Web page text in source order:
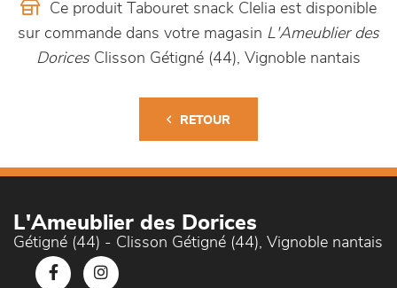
Ce produit Tabouret snack Clelia est disponible
sur commande dans votre magasin L'Ameublier des
DoricesClisson Gétigné (44), Vignoble nantais
RETOUR
L'Ameublier des Dorices
Gétigné (44) - Clisson Gétigné (44), Vignoble nantais